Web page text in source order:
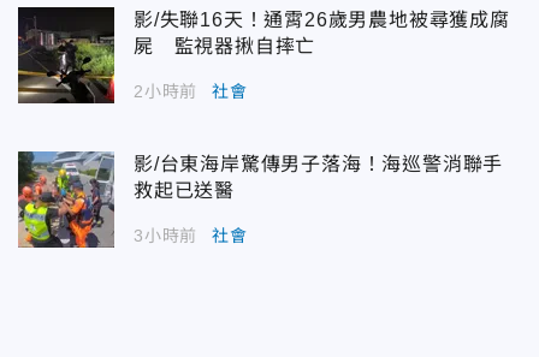
影/失聯16天！通霄26歲男農地被尋獲成腐
屍 監視器揪自摔亡
2小時前 社會
影/台東海岸驚傳男子落海！海巡警消聯手
救起已送醫
3小時前 社會